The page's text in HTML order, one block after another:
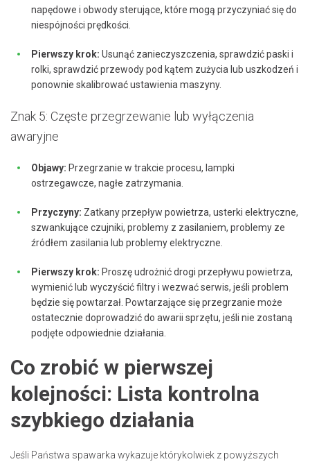
napędowe i obwody sterujące, które mogą przyczyniać się do
niespójności prędkości.
Pierwszy krok: Usunąć zanieczyszczenia, sprawdzić paski i
rolki, sprawdzić przewody pod kątem zużycia lub uszkodzeń i
ponownie skalibrować ustawienia maszyny.
Znak 5: Częste przegrzewanie lub wyłączenia
awaryjne
Objawy: Przegrzanie w trakcie procesu, lampki
ostrzegawcze, nagłe zatrzymania.
Przyczyny: Zatkany przepływ powietrza, usterki elektryczne,
szwankujące czujniki, problemy z zasilaniem, problemy ze
źródłem zasilania lub problemy elektryczne.
Pierwszy krok: Proszę udrożnić drogi przepływu powietrza,
wymienić lub wyczyścić filtry i wezwać serwis, jeśli problem
będzie się powtarzał. Powtarzające się przegrzanie może
ostatecznie doprowadzić do awarii sprzętu, jeśli nie zostaną
podjęte odpowiednie działania.
Co zrobić w pierwszej
kolejności: Lista kontrolna
szybkiego działania
Jeśli Państwa spawarka wykazuje którykolwiek z powyższych